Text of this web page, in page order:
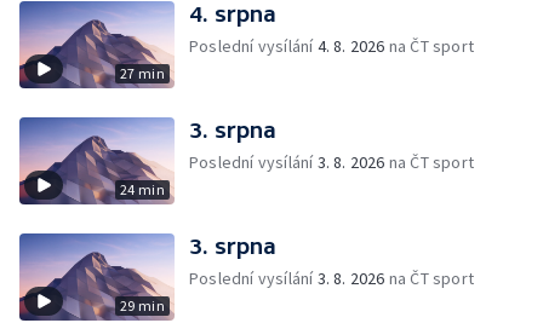
27 min
4. srpna
Poslední vysílání4. 8. 2026 na ČT sport
24 min
3. srpna
Poslední vysílání3. 8. 2026 na ČT sport
29 min
3. srpna
Poslední vysílání3. 8. 2026 na ČT sport